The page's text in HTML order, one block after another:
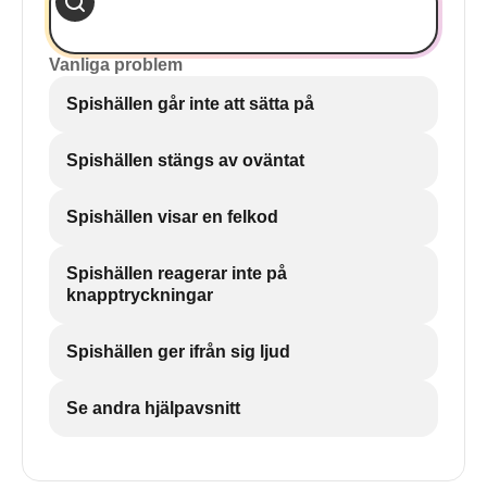
Vanliga problem
Spishällen går inte att sätta på
Spishällen stängs av oväntat
Spishällen visar en felkod
Spishällen reagerar inte på
knapptryckningar
Spishällen ger ifrån sig ljud
Se andra hjälpavsnitt